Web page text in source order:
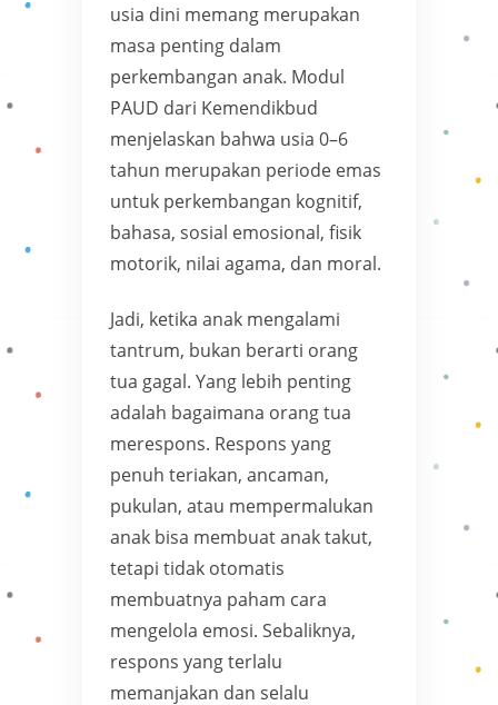
usia dini memang merupakan
masa penting dalam
perkembangan anak. Modul
PAUD dari Kemendikbud
menjelaskan bahwa usia 0–6
tahun merupakan periode emas
untuk perkembangan kognitif,
bahasa, sosial emosional, fisik
motorik, nilai agama, dan moral.
Jadi, ketika anak mengalami
tantrum, bukan berarti orang
tua gagal. Yang lebih penting
adalah bagaimana orang tua
merespons. Respons yang
penuh teriakan, ancaman,
pukulan, atau mempermalukan
anak bisa membuat anak takut,
tetapi tidak otomatis
membuatnya paham cara
mengelola emosi. Sebaliknya,
respons yang terlalu
memanjakan dan selalu